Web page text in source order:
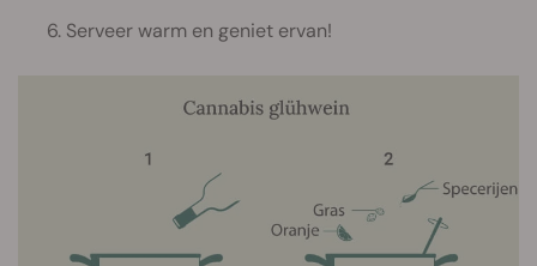
Serveer warm en geniet ervan!